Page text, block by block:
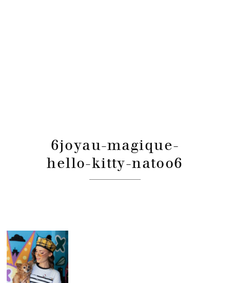
6joyau-magique-
hello-kitty-natoo6